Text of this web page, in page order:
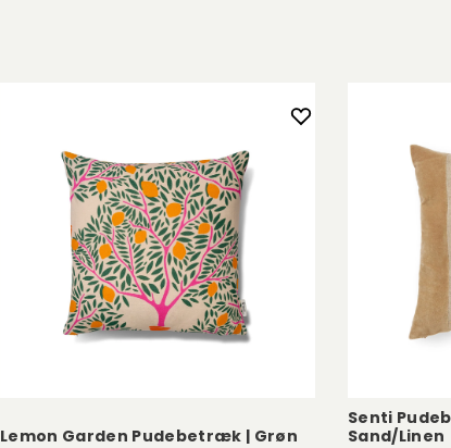
Lemon Garden Pudebetræk | Grøn
Senti
Sand/Linen